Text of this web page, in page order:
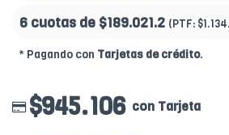
6 cuotas de $189.021.2 (PTF:
* Pagando con Tarjetas de crédito.
$945.106 con Tarjeta